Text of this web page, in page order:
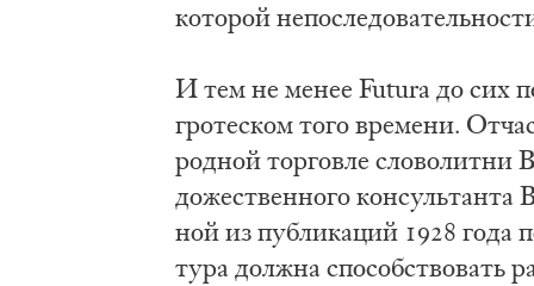
ко­то­рой
И тем не ме­нее Futura до сих
гро­те­ском то­го вре­ме­ни.
род­ной тор­го­вле сло­во­лит­ни
до­же­ствен­но­го
ной из пуб­ли­ка­ций 1928
ту­ра долж­на спо­соб­ство­вать